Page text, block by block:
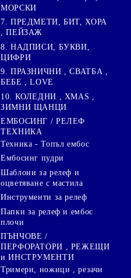
МОРСКИ
7. ПРЕДМЕТИ, БИТ, ХОРА
, ПЕЙЗАЖ
8. НАДПИСИ, БУКВИ,
ЦИФРИ
9. ПРАЗНИЧНИ , СВАТБА ,
БЕБЕ , LOVE
10. КОЛЕДНИ , XMAS ,
ЗИМНИ ЩАНЦИ
ЕМБОСИНГ / РЕЛЕФ
ТЕХНИКА
Техника - Топъл ембос
Ембосинг пудри
Шаблони за релеф и
оцветяване с мастила
Инструменти за релеф
Папки за релеф и ембос
плочи
ПЪНЧОВЕ /
ПЕРФОРАТОРИ , РЕЖЕЩИ
и ИНСТРУМЕНТИ
Тримери, ножици , резачи